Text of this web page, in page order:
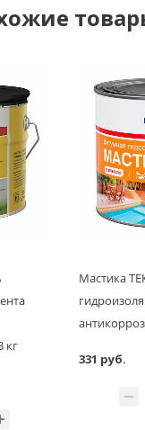
кг
Мастика
331 руб.